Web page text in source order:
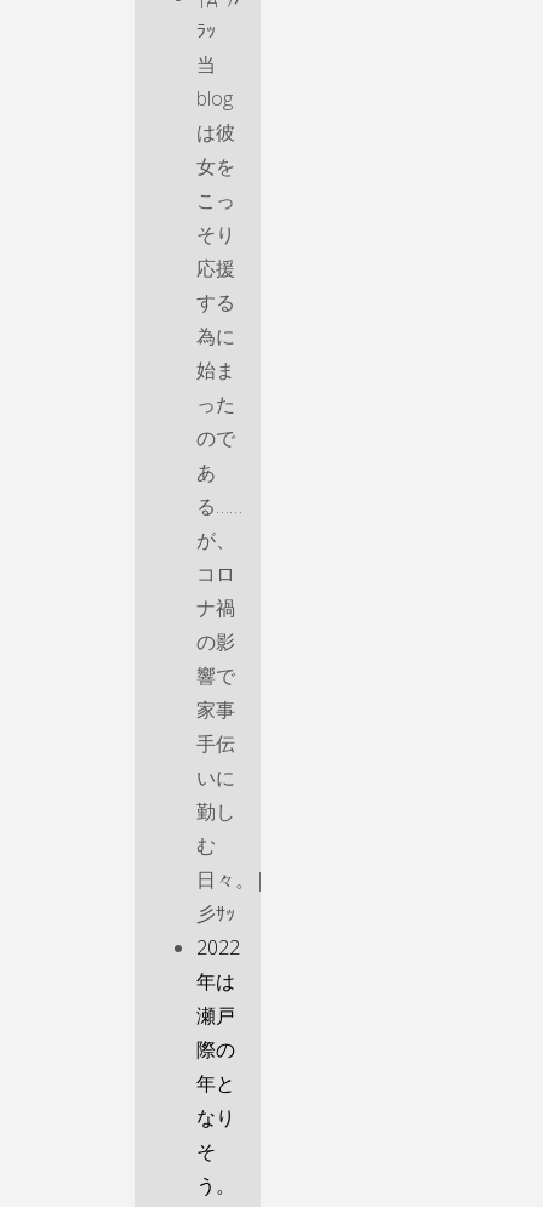
ﾗｯ
当
blog
は彼
女を
こっ
そり
応援
する
為に
始ま
った
ので
あ
る……
が、
コロ
ナ禍
の影
響で
家事
手伝
いに
勤し
む
日々。|
彡ｻｯ
2022
年は
瀬戸
際の
年と
なり
そ
う。